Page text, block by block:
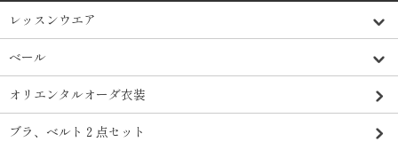
レッスンウエア
ベール
オリエンタルオーダ衣装
ブラ、ベルト２点セット